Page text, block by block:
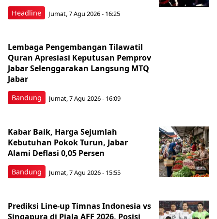
Headline Jumat, 7 Agu 2026 - 16:25
Bandung
Lembaga Pengembangan Tilawatil
Quran Apresiasi Keputusan Pemprov
Jabar Selenggarakan Langsung MTQ
Jabar
Jumat, 7 Agu 2026 - 16:09
Bandung
Kabar Baik, Harga Sejumlah
Kebutuhan Pokok Turun, Jabar
Alami Deflasi 0,05 Persen
Jumat, 7 Agu 2026 - 15:55
Prediksi Line-up Timnas Indonesia vs
Singapura di Piala AFF 2026, Posisi